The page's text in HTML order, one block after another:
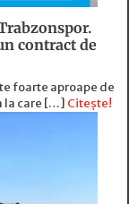
contract de
foarte aproape de
la care […] Citește!